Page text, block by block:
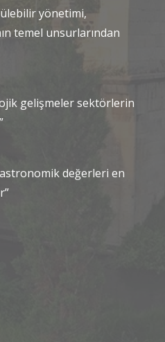
yönetimi,
temel unsurlarından
gelişmeler sektörlerin
değerleri en